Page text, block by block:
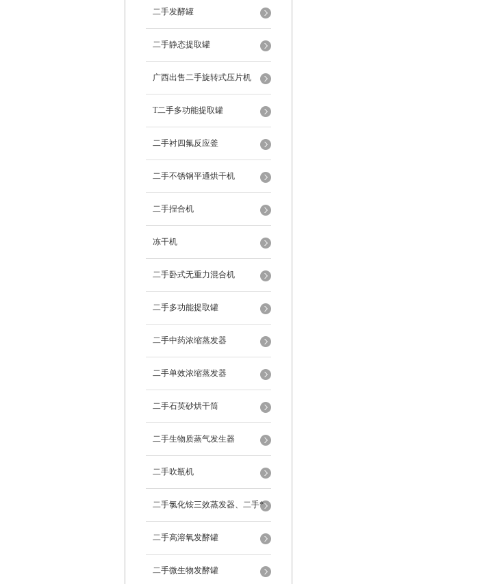
二手发酵罐
二手静态提取罐
广西出售二手旋转式压片机
T二手多功能提取罐
二手衬四氟反应釜
二手不锈钢平通烘干机
二手捏合机
冻干机
二手卧式无重力混合机
二手多功能提取罐
二手中药浓缩蒸发器
二手单效浓缩蒸发器
二手石英砂烘干筒
二手生物质蒸气发生器
二手吹瓶机
二手氯化铵三效蒸发器、二手*
蒸发器
二手高溶氧发酵罐
二手微生物发酵罐